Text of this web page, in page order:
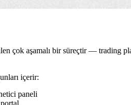
çok aşamalı bir süreçtir — trading
içerir:
paneli